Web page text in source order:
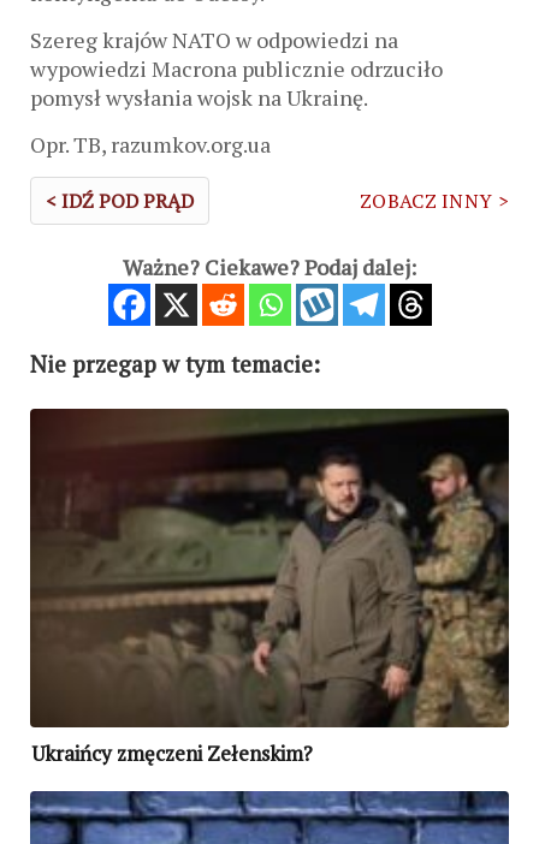
Szereg krajów NATO w odpowiedzi na
wypowiedzi Macrona publicznie odrzuciło
pomysł wysłania wojsk na Ukrainę.
Opr. TB, razumkov.org.ua
< IDŹ POD PRĄD ZOBACZ INNY >
Ważne? Ciekawe? Podaj dalej:
Nie przegap w tym temacie:
Ukraińcy zmęczeni Zełenskim?